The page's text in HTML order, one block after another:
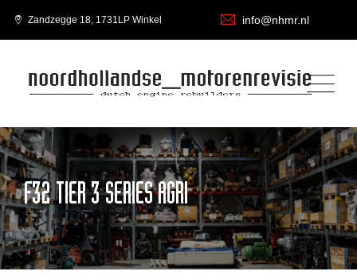
Zandzegge 18, 1731LP Winkel info@nhmr.nl
F32 TIER 3 SERIES AGRI